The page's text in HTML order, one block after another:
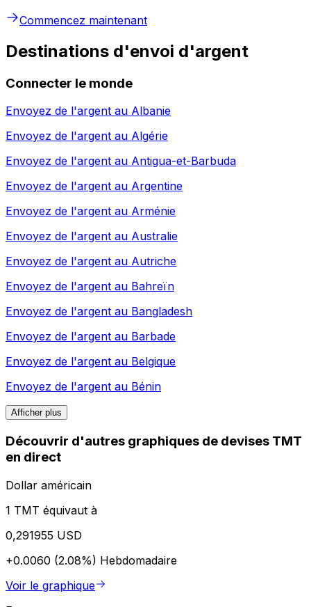
Commencez maintenant
Destinations d'envoi d'argent
Connecter le monde
Envoyez de l'argent au Albanie
Envoyez de l'argent au Algérie
Envoyez de l'argent au Antigua-et-Barbuda
Envoyez de l'argent au Argentine
Envoyez de l'argent au Arménie
Envoyez de l'argent au Australie
Envoyez de l'argent au Autriche
Envoyez de l'argent au Bahreïn
Envoyez de l'argent au Bangladesh
Envoyez de l'argent au Barbade
Envoyez de l'argent au Belgique
Envoyez de l'argent au Bénin
Afficher plus
Découvrir d'autres graphiques de devises TMT
en direct
Dollar américain
1 TMT équivaut à
0,291955 USD
+0.0060 (2.08%) Hebdomadaire
Voir le graphique